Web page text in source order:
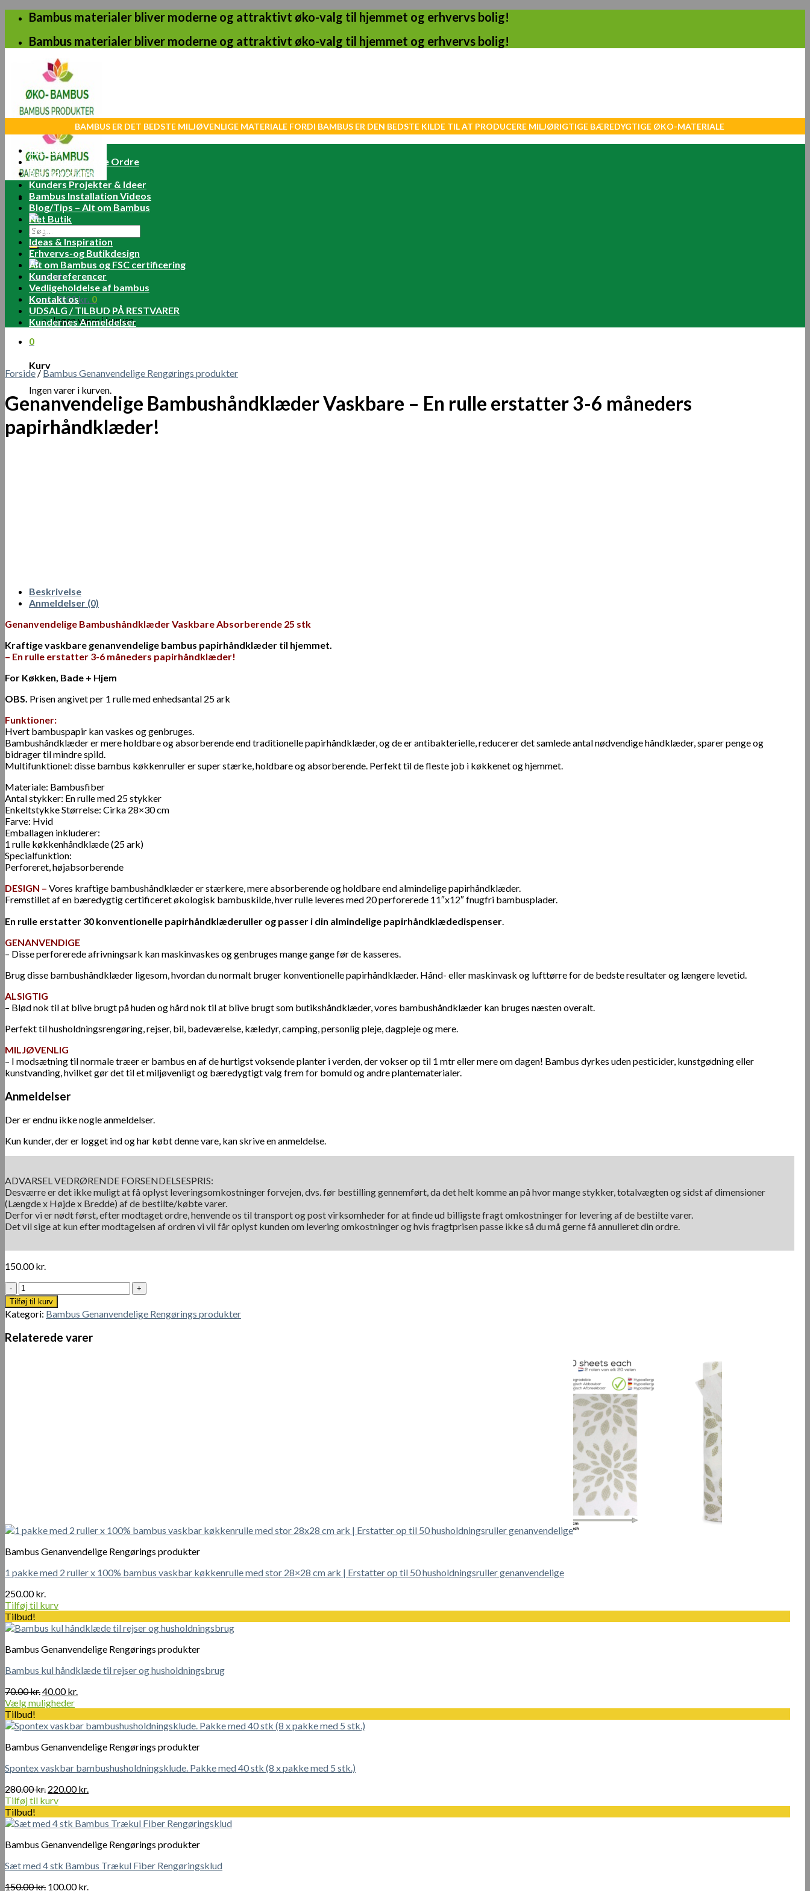
Skip
content
Bambus materialer bliver moderne og attraktivt øko-valg til hjemmet og erhvervs bolig!
Bambus materialer bliver moderne og attraktivt øko-valg til hjemmet og erhvervs bolig!
Søg
efter:
Log ind
Kurv /0.00kr. 0
Ingen varer i kurven.
0
Kurv
Ingen varer i kurven.
BAMBUS ER DET BEDSTE MILJØVENLIGE MATERIALE FORDI BAMBUS ER DEN BEDSTE KILDE TIL AT PRODUCERE MILJØRIGTIGE BÆREDYGTIGE ØKO-MATERIALE
Forside
Brugerdefinerede Ordre
Bæredygtighed
Kunders Projekter & Ideer
Bambus Installation Videos
Blog/Tips – Alt om Bambus
Net Butik
Fragt Betaling for Ordre
Ideas & Inspiration
Erhvervs-og Butikdesign
Alt om Bambus og FSC certificering
Kundereferencer
Vedligeholdelse af bambus
Kontakt os
UDSALG / TILBUD PÅ RESTVARER
Kundernes Anmeldelser
Forside/ Bambus Genanvendelige Rengørings produkter
Genanvendelige Bambushåndklæder Vaskbare – En rulle erstatter 3-6 måneders
papirhåndklæder!
Beskrivelse
Anmeldelser (0)
Genanvendelige Bambushåndklæder Vaskbare Absorberende 25 stk
Kraftige vaskbare genanvendelige bambus papirhåndklæder til hjemmet.
– En rulle erstatter 3-6 måneders papirhåndklæder!
For Køkken, Bade + Hjem
OBS. Prisen angivet per 1 rulle med enhedsantal 25 ark
Funktioner:
Hvert bambuspapir kan vaskes og genbruges.
Bambushåndklæder er mere holdbare og absorberende end traditionelle papirhåndklæder, og de er antibakterielle, reducerer det samlede antal nødvendige håndklæder, sparer penge og
bidrager til mindre spild.
Multifunktionel: disse bambus køkkenruller er super stærke, holdbare og absorberende. Perfekt til de fleste job i køkkenet og hjemmet.
Materiale: Bambusfiber
Antal stykker: En rulle med 25 stykker
Enkeltstykke Størrelse: Cirka 28×30 cm
Farve: Hvid
Emballagen inkluderer:
1 rulle køkkenhåndklæde (25 ark)
Specialfunktion:
Perforeret, højabsorberende
DESIGN – Vores kraftige bambushåndklæder er stærkere, mere absorberende og holdbare end almindelige papirhåndklæder.
Fremstillet af en bæredygtig certificeret økologisk bambuskilde, hver rulle leveres med 20 perforerede 11″x12″ fnugfri bambusplader.
En rulle erstatter 30 konventionelle papirhåndklæderuller og passer i din almindelige papirhåndklædedispenser.
GENANVENDIGE
– Disse perforerede afrivningsark kan maskinvaskes og genbruges mange gange før de kasseres.
Brug disse bambushåndklæder ligesom, hvordan du normalt bruger konventionelle papirhåndklæder. Hånd- eller maskinvask og lufttørre for de bedste resultater og længere levetid.
ALSIGTIG
– Blød nok til at blive brugt på huden og hård nok til at blive brugt som butikshåndklæder, vores bambushåndklæder kan bruges næsten overalt.
Perfekt til husholdningsrengøring, rejser, bil, badeværelse, kæledyr, camping, personlig pleje, dagpleje og mere.
MILJØVENLIG
– I modsætning til normale træer er bambus en af de hurtigst voksende planter i verden, der vokser op til 1 mtr eller mere om dagen! Bambus dyrkes uden pesticider, kunstgødning eller
kunstvanding, hvilket gør det til et miljøvenligt og bæredygtigt valg frem for bomuld og andre plantematerialer.
Anmeldelser
Der er endnu ikke nogle anmeldelser.
Kun kunder, der er logget ind og har købt denne vare, kan skrive en anmeldelse.
ADVARSEL VEDRØRENDE FORSENDELSESPRIS:
Desværre er det ikke muligt at få oplyst leveringsomkostninger forvejen, dvs. før bestilling gennemført, da det helt komme an på hvor mange stykker, totalvægten og sidst af dimensioner
(Længde x Højde x Bredde) af de bestilte/købte varer.
Derfor vi er nødt først, efter modtaget ordre, henvende os til transport og post virksomheder for at finde ud billigste fragt omkostninger for levering af de bestilte varer.
Det vil sige at kun efter modtagelsen af ordren vi vil får oplyst kunden om levering omkostninger og hvis fragtprisen passe ikke så du må gerne få annulleret din ordre.
150.00kr.
Genanvendelige
Bambushåndklæder
Vaskbare
–
En
rulle
Tilføj til kurv
Kategori: Bambus Genanvendelige Rengørings produkter
Relaterede varer
Bambus Genanvendelige Rengørings produkter
1 pakke med 2 ruller x 100% bambus vaskbar køkkenrulle med stor 28×28 cm ark | Erstatter op til 50 husholdningsruller genanvendelige
250.00kr.
Tilføj til kurv
Tilbud!
Bambus Genanvendelige Rengørings produkter
Bambus kul håndklæde til rejser og husholdningsbrug
70.00kr.Den
oprindelige
var:
40.00kr.
er:
Vælg muligheder
Dette
vare
flere
Mulighederne
vælges
på
varesiden
Tilbud!
Bambus Genanvendelige Rengørings produkter
Spontex vaskbar bambushusholdningsklude. Pakke med 40 stk (8 x pakke med 5 stk.)
280.00kr. Den
oprindelige
var:
220.00kr.
er:
Tilføj til kurv
Tilbud!
Bambus Genanvendelige Rengørings produkter
Sæt med 4 stk Bambus Trækul Fiber Rengøringsklud
150.00kr. Den
100.00kr.